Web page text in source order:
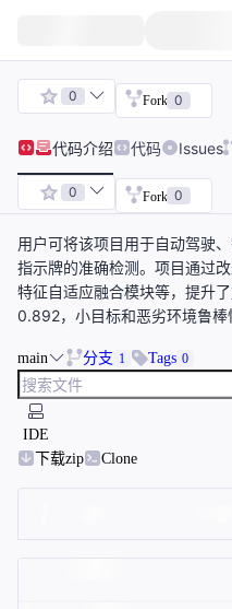
0 Fork 0
代码介绍 代码 Issues
0 Fork 0
用户可将该项目用于自动驾驶
指示牌的准确检测。项目通过
特征自适应融合模块等，提升
0.892，小目标和恶劣环境鲁棒
main 分支 1 Tags 0
IDE
下载zip
Clone